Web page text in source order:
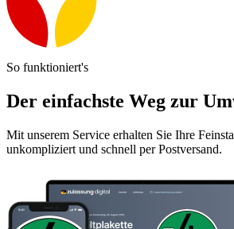
So funktioniert's
Der einfachste Weg zur
Mit unserem Service erhalten Sie Ihre
unkompliziert und schnell per Postversand.